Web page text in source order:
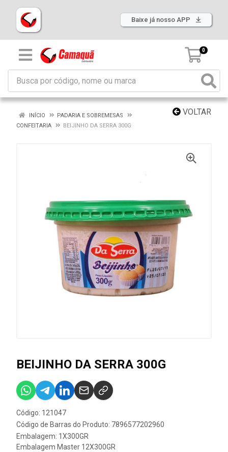
Baixe já nosso APP
0
VOLTAR
INÍCIO
PADARIA E SOBREMESAS
CONFEITARIA
BEIJINHO DA SERRA 300G
BEIJINHO DA SERRA 300G
Código: 121047
Código de Barras do Produto: 7896577202960
Embalagem: 1X300GR
Embalagem Master 12X300GR